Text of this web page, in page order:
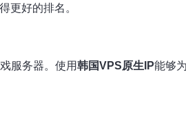
更好的排名。
服务器。使用韩国VPS原生IP能够